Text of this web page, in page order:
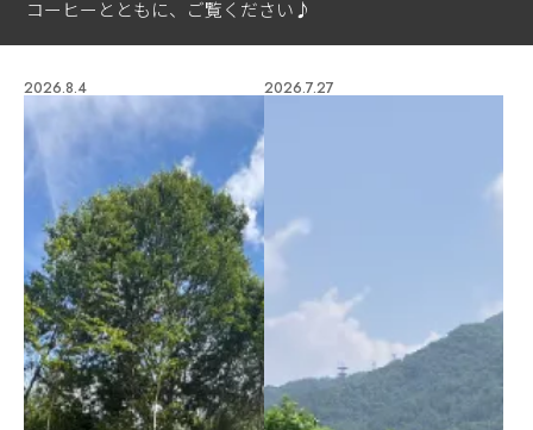
コーヒーとともに、ご覧ください♪
2026.8.4 2026.7.27